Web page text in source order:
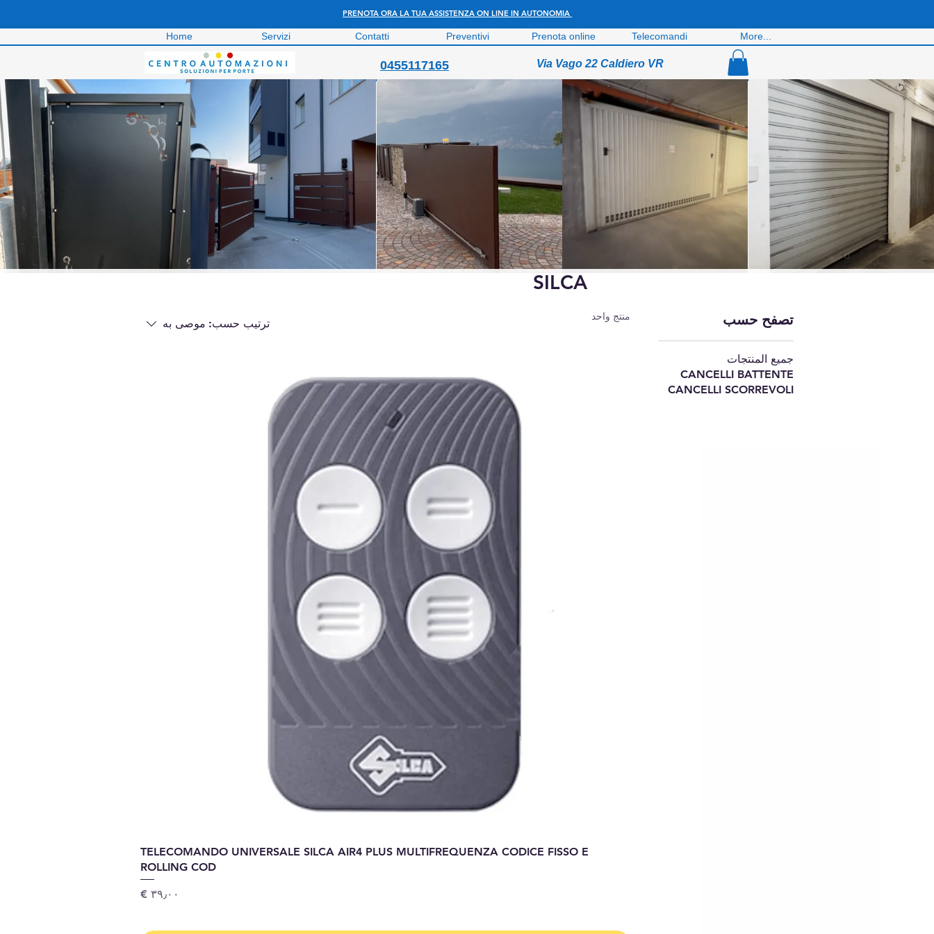
PRENOTA ORA LA TUA ASSISTENZA ON LINE IN AUTONOMIA
Home Servizi Contatti Preventivi Prenota online Telecomandi More...
0455117165 Via Vago 22 Caldiero VR
SILCA
تصفح حسب
جميع المنتجات
CANCELLI BATTENTE
CANCELLI SCORREVOLI
منتج واحد
ترتيب حسب: موصى به
TELECOMANDO UNIVERSALE SILCA AIR4 PLUS MULTIFREQUENZA CODICE FISSO E
ROLLING COD
السعر